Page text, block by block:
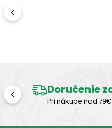
Doručenie
Pri nákupe nad